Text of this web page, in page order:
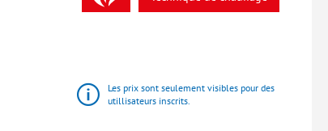
Les prix sont seulement visibles pour des
utillisateurs inscrits.